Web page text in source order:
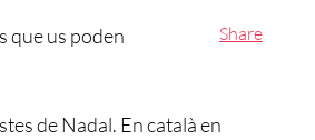
Share
que us poden
de Nadal. En català en